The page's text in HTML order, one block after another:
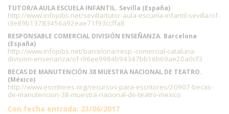
TUTOR/A AULA ESCUELA INFANTIL. Sevilla (España)
http://www.infojobs.net/sevilla/tutor-aula-escuela-infantil-sevilla/of-
i3e89b13783456a92eae71f93ccffa8
RESPONSABLE COMERCIAL DIVISIÓN ENSEÑANZA. Barcelona
(España)
http://www.infojobs.net/barcelona/resp.-comercial-cataluna-
division-ensenanza/of-i96ee9984b94347bb16b69ae20a0cf3
BECAS DE MANUTENCIÓN 38 MUESTRA NACIONAL DE TEATRO.
(México)
http://www.escritores.org/recursos-para-escritores/20907-becas-
de-manutencion-38-muestra-nacional-de-teatro-mexico
Con fecha entrada: 23/06/2017